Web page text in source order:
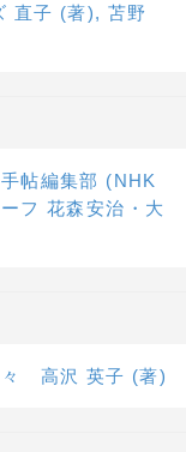
直子 (著), 苫野
帖編集部 (NHK
フ 花森安治・大
々 高沢 英子 (著)